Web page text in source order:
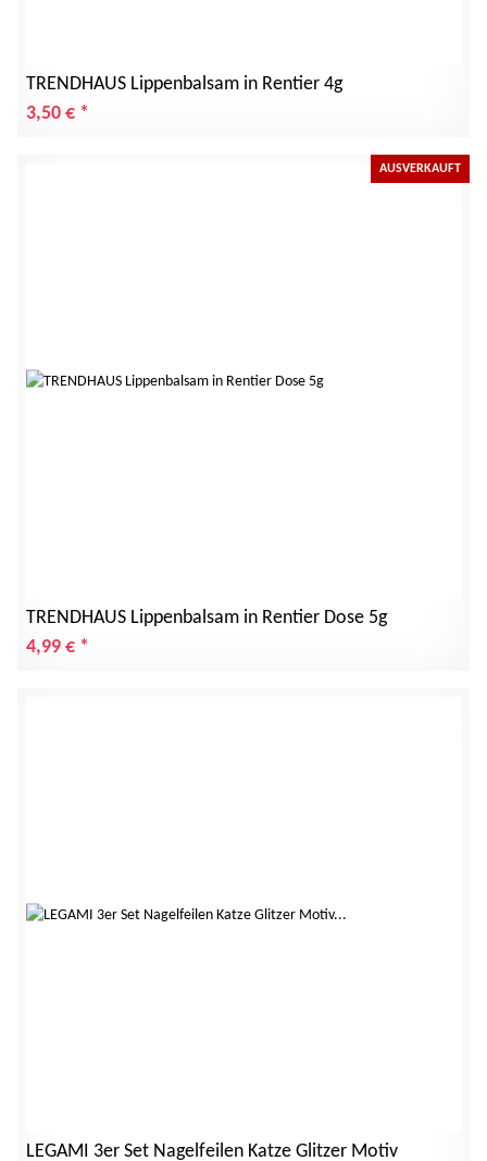
TRENDHAUS Lippenbalsam in Rentier 4g
3,50 € *
AUSVERKAUFT
TRENDHAUS Lippenbalsam in Rentier Dose 5g
4,99 € *
LEGAMI 3er Set Nagelfeilen Katze Glitzer Motiv